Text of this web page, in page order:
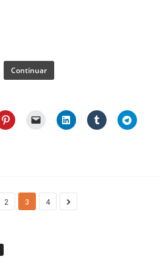
Continuar
2 3 4